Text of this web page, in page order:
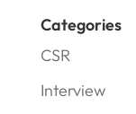
Categories
CSR
Interview